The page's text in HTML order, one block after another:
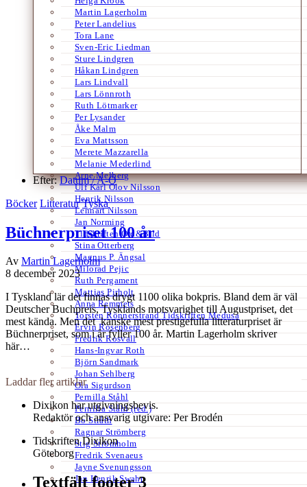
Martin Lagerholm
Peter Landelius
Tora Lane
Sven-Eric Liedman
Sture Lindgren
Håkan Lindgren
Lars Lindvall
Lars Lönnroth
Ruth Lötmarker
Per Lysander
Åke Malm
Eva Mattsson
Merete Mazzarella
Melanie Mederlind
Arne Melberg
Ulf Karl Olov Nilsson
Henrik Nilsson
Lennart Nilsson
Jan Norming
Tidskriften Ord&Bild
Stina Otterberg
Magnus P. Ängsal
Milorad Pejic
Ruth Pergament
Mattias Pirholt
Anna Remmets
Torsten Rönnerstrand Tidskriften Medusa
Ervin Rosenberg
Fredrik Rosvall
Hans-Ingvar Roth
Björn Sandmark
Johan Sehlberg
Ola Sigurdson
Pernilla Ståhl
Pernilla Ståhl (red.)
Bo Stråth
Ragnar Strömberg
Stig Strömholm
Fredrik Svenaeus
Jayne Svenungsson
Jan Henrik Swahn
Efter:Datum /A-Ö
Böcker Litteratur Tyska
Büchnerpriset 100 år
Av Martin Lagerholm
8 december 2023
I Tyskland lär det finnas drygt 1100 olika bokpris. Bland dem är väl
Deutscher Buchpreis, Tysklands motsvarighet till Augustpriset, det
mest kända. Men det kanske mest prestigefulla litteraturpriset är
Büchnerpriset, som i år fyller 100 år. Martin Lagerholm skriver
här…
Laddar fler artiklar
Dixikon har utgivningsbevis.
Redaktör och ansvarig utgivare: Per Brodén
Tidskriften Dixikon
Göteborg
Textfält footer 3